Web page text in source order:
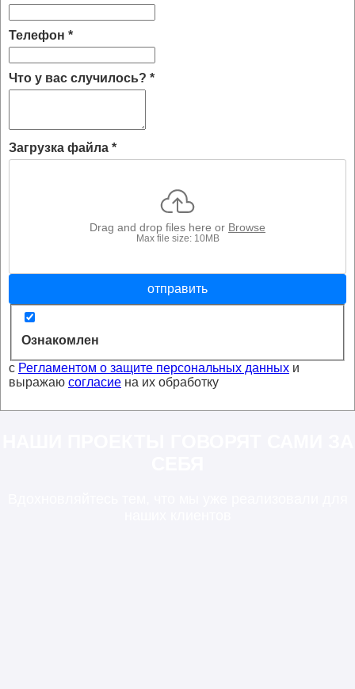
Телефон *
Что у вас случилось? *
Загрузка файла *
Drag and drop files here or Browse
Max file size: 10MB
отправить
Ознакомлен
с Регламентом о защите персональных данных и
выражаю согласие на их обработку